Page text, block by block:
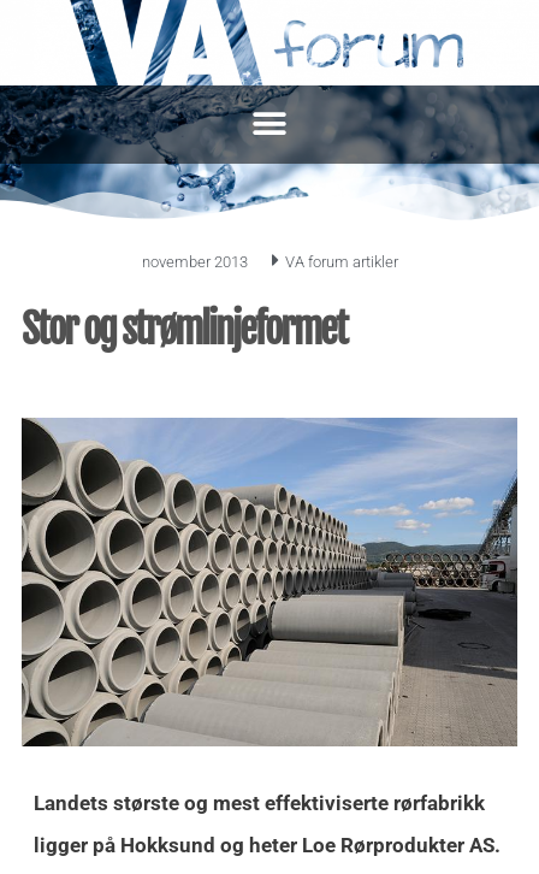
november 2013 VA forum artikler
Stor og strømlinjeformet
Landets største og mest effektiviserte rørfabrikk
ligger på Hokksund og heter Loe Rørprodukter AS.